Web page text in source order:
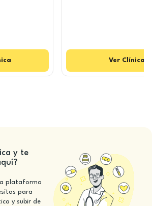
Ver Clínica
y te
plataforma
para
y subir de